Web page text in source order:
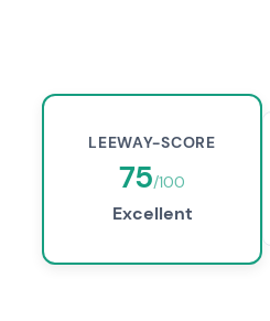
LEEWAY-SCORE
75/100
Excellent